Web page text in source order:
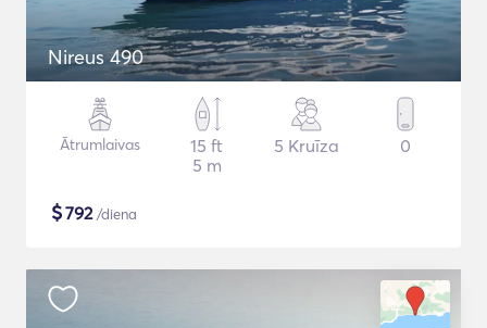
Nireus 490
Ātrumlaivas
15 ft
5 m
5 Kruīza 0
$792/diena